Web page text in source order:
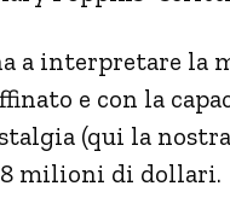
a interpretare la
e con la
(qui la
milioni di dollari.